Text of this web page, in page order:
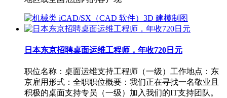
日本东京招聘桌面运维工程师，年收720日元
职位名称：桌面运维支持工程师（一级）工作地点：东
京雇用形式：全职职位概要：我们正在寻找一名敬业且
积极的桌面支持专员（一级）加入我们的IT支持团队。